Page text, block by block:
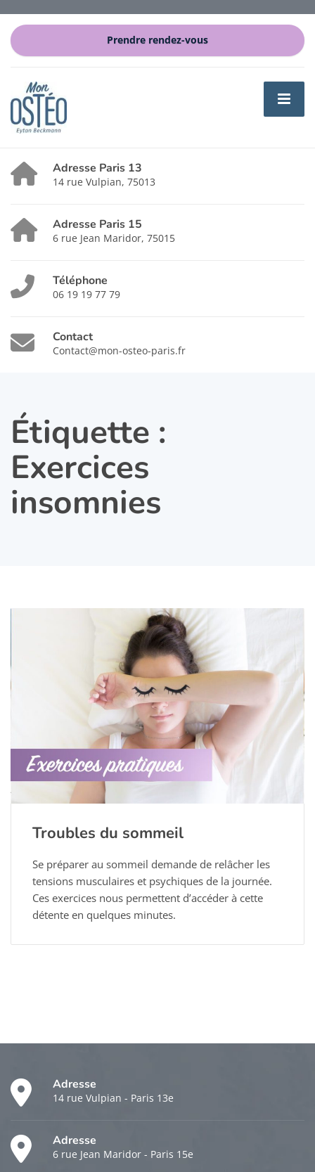
Prendre rendez-vous
Adresse Paris 13
14 rue Vulpian, 75013
Adresse Paris 15
6 rue Jean Maridor, 75015
Téléphone
06 19 19 77 79
Contact
Contact@mon-osteo-paris.fr
Étiquette :
Exercices
insomnies
Troubles du sommeil
Se préparer au sommeil demande de relâcher les
tensions musculaires et psychiques de la journée.
Ces exercices nous permettent d’accéder à cette
détente en quelques minutes.
Adresse
14 rue Vulpian - Paris 13e
Adresse
6 rue Jean Maridor - Paris 15e